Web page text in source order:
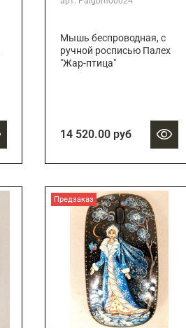
Мышь беспроводная, с
ручной росписью Палех
"Жар-птица"
14 520.00 руб
Предзаказ